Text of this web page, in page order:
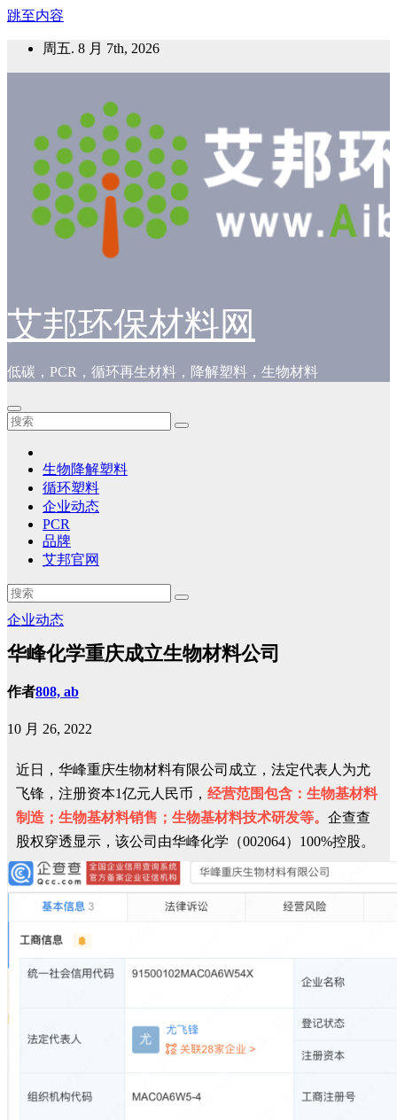
跳至内容
周五. 8 月 7th, 2026
艾邦环保材料网
低碳，PCR，循环再生材料，降解塑料，生物材料
生物降解塑料
循环塑料
企业动态
PCR
品牌
艾邦官网
企业动态
华峰化学重庆成立生物材料公司
作者808, ab
10 月 26, 2022
近日，华峰重庆生物材料有限公司成立，法定代表人为尤
飞锋，注册资本1亿元人民币， 经营范围包含：生物基材料
制造；生物基材料销售；生物基材料技术研发等。 企查查
股权穿透显示，该公司由华峰化学（002064）100%控股。